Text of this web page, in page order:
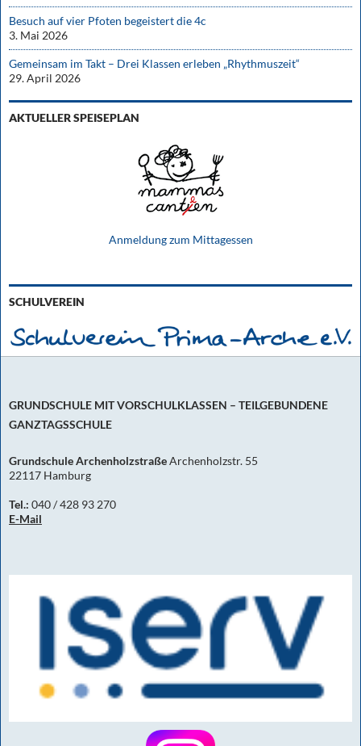
Besuch auf vier Pfoten begeistert die 4c
3. Mai 2026
Gemeinsam im Takt – Drei Klassen erleben „Rhythmuszeit“
29. April 2026
AKTUELLER SPEISEPLAN
Anmeldung zum Mittagessen
SCHULVEREIN
GRUNDSCHULE MIT VORSCHULKLASSEN – TEILGEBUNDENE
GANZTAGSSCHULE
Grundschule ArchenholzstraßeArchenholzstr. 55
22117 Hamburg
Tel.: 040 / 428 93 270
E-Mail